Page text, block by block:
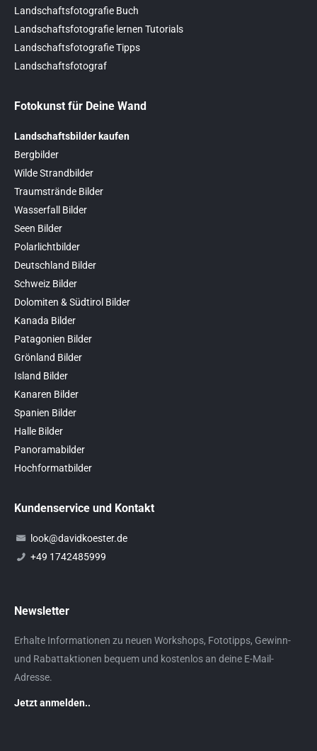
Landschaftsfotografie Buch
Landschaftsfotografie lernen Tutorials
Landschaftsfotografie Tipps
Landschaftsfotograf
Fotokunst für Deine Wand
Landschaftsbilder kaufen
Bergbilder
Wilde Strandbilder
Traumstrände Bilder
Wasserfall Bilder
Seen Bilder
Polarlichtbilder
Deutschland Bilder
Schweiz Bilder
Dolomiten & Südtirol Bilder
Kanada Bilder
Patagonien Bilder
Grönland Bilder
Island Bilder
Kanaren Bilder
Spanien Bilder
Halle Bilder
Panoramabilder
Hochformatbilder
Kundenservice und Kontakt
look@davidkoester.de
+49 1742485999
Newsletter
Erhalte Informationen zu neuen Workshops, Fototipps, Gewinn-
und Rabattaktionen bequem und kostenlos an deine E-Mail-
Adresse.
Jetzt anmelden..